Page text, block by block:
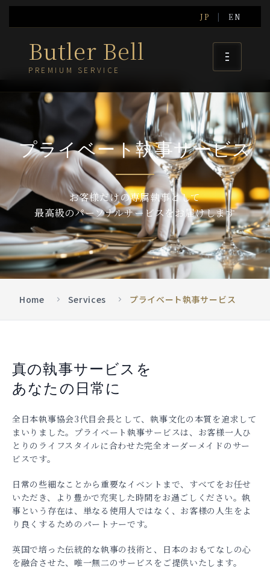
JP | EN
Butler Bell
PREMIUM SERVICE
プライベート執事サービス
お客様だけの専属執事として
最高級のパーソナルサービスをお届けします
Home Services プライベート執事サービス
真の執事サービスを
あなたの日常に
全日本執事協会3代目会長として、執事文化の本質を追求して
まいりました。プライベート執事サービスは、お客様一人ひ
とりのライフスタイルに合わせた完全オーダーメイドのサー
ビスです。
日常の些細なことから重要なイベントまで、すべてをお任せ
いただき、より豊かで充実した時間をお過ごしください。執
事という存在は、単なる使用人ではなく、お客様の人生をよ
り良くするためのパートナーです。
英国で培った伝統的な執事の技術と、日本のおもてなしの心
を融合させた、唯一無二のサービスをご提供いたします。